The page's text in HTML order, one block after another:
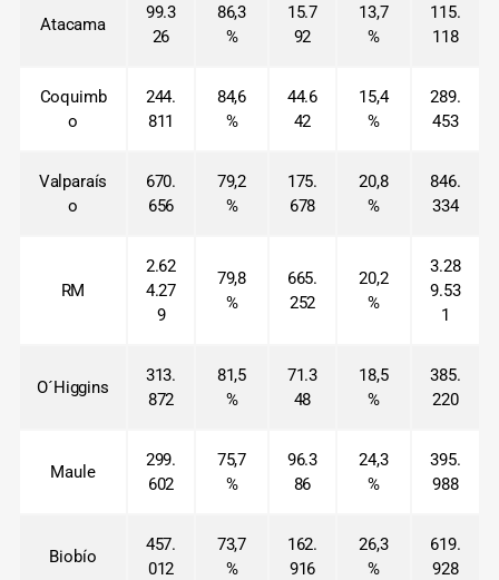
Atacama
99.3
26
86,3
%
15.7
92
13,7
%
115.
118
Coquimb
o
244.
811
84,6
%
44.6
42
15,4
%
289.
453
Valparaís
o
670.
656
79,2
%
175.
678
20,8
%
846.
334
RM
2.62
4.27
9
79,8
%
665.
252
20,2
%
3.28
9.53
1
O´Higgins
313.
872
81,5
%
71.3
48
18,5
%
385.
220
Maule
299.
602
75,7
%
96.3
86
24,3
%
395.
988
Biobío
457.
012
73,7
%
162.
916
26,3
%
619.
928